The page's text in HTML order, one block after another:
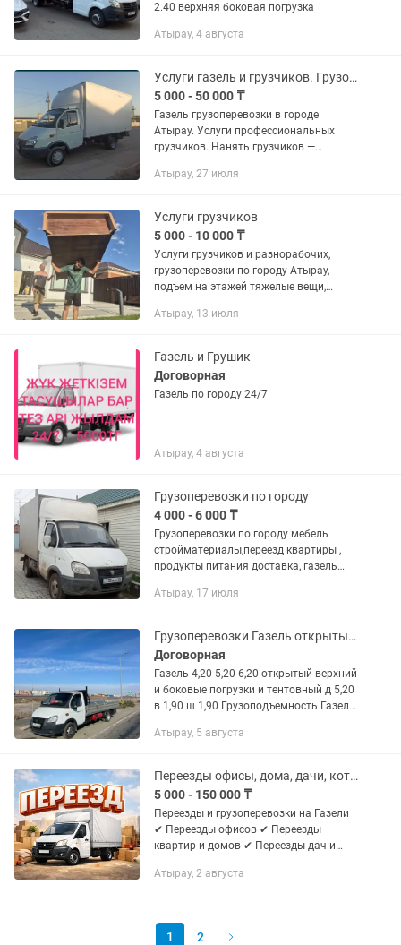
2.40 верхняя боковая погрузка
Атырау, 4 августа
Услуги газель и грузчиков. Грузоперевозки аренда.перевозки.переезд.доставка
5 000 - 50 000 ₸
Газель грузоперевозки в городе
Атырау. Услуги профессиональных
грузчиков. Нанять грузчиков —
повреждения собственного имущества
Атырау, 27 июля
Услуги грузчиков
5 000 - 10 000 ₸
Услуги грузчиков и разнорабочих,
грузоперевозки по городу Атырау,
подъем на этажей тяжелые вещи,
ЗВОНИТЕ В ЛЮБОЕ ВРЕМЯ суток 24/7 ,
Атырау, 13 июля
Газель и Грушик
Договорная
Газель по городу 24/7
Атырау, 4 августа
Грузоперевозки по городу
4 000 - 6 000 ₸
Грузоперевозки по городу мебель
стройматериалы,переезд квартиры ,
продукты питания доставка, газель
Атырау, 17 июля
Грузоперевозки Газель открытый борт 4,20-5,20-6,20
Договорная
Газель 4,20-5,20-6,20 открытый верхний
и боковые погрузки и тентовный д 5,20
в 1,90 ш 1,90 Грузоподъемность Газель
межгород и Россия любые
Атырау, 5 августа
Переезды офисы, дома, дачи, коттеджи. Газель грузоперевозки. Есть Грузчики
5 000 - 150 000 ₸
Переезды и грузоперевозки на Газели
✔ Переезды офисов ✔ Переезды
квартир и домов ✔ Переезды дач и
Осуществляем грузоперевозки и
Атырау, 2 августа
1 2